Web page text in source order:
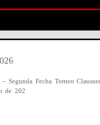
Segunda Fecha Torneo
de 202